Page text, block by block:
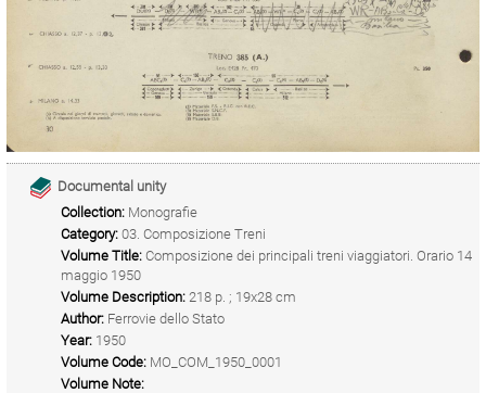
Documental unity
Collection: Monografie
Category: 03. Composizione Treni
Volume Title: Composizione dei principali treni viaggiatori. Orario 14
maggio 1950
Volume Description: 218 p. ; 19x28 cm
Author: Ferrovie dello Stato
Year: 1950
Volume Code: MO_COM_1950_0001
Volume Note: